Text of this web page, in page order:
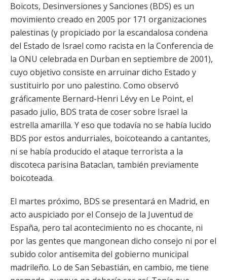
Boicots, Desinversiones y Sanciones (BDS) es un
movimiento creado en 2005 por 171 organizaciones
palestinas (y propiciado por la escandalosa condena
del Estado de Israel como racista en la Conferencia de
la ONU celebrada en Durban en septiembre de 2001),
cuyo objetivo consiste en arruinar dicho Estado y
sustituirlo por uno palestino. Como observó
gráficamente Bernard-Henri Lévy en Le Point, el
pasado julio, BDS trata de coser sobre Israel la
estrella amarilla. Y eso que todavía no se había lucido
BDS por estos andurriales, boicoteando a cantantes,
ni se había producido el ataque terrorista a la
discoteca parisina Bataclan, también previamente
boicoteada.
El martes próximo, BDS se presentará en Madrid, en
acto auspiciado por el Consejo de la Juventud de
España, pero tal acontecimiento no es chocante, ni
por las gentes que mangonean dicho consejo ni por el
subido color antisemita del gobierno municipal
madrileño. Lo de San Sebastián, en cambio, me tiene